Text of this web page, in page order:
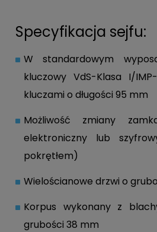
Specyfikacja sejfu:
W standardowym
kluczowy VdS-Klasa I/
kluczami o długości 95 mm
Możliwość zmiany
elektroniczny lub
pokrętłem)
Wielościanowe drzwi o
Korpus wykonany z
grubości 38 mm